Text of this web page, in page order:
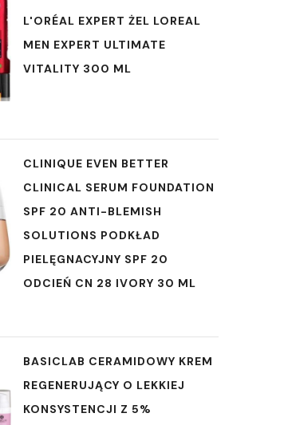
L'ORÉAL EXPERT ŻEL LOREAL
MEN EXPERT ULTIMATE
VITALITY 300 ML
CLINIQUE EVEN BETTER
CLINICAL SERUM FOUNDATION
SPF 20 ANTI-BLEMISH
SOLUTIONS PODKŁAD
PIELĘGNACYJNY SPF 20
ODCIEŃ CN 28 IVORY 30 ML
BASICLAB CERAMIDOWY KREM
REGENERUJĄCY O LEKKIEJ
KONSYSTENCJI Z 5%